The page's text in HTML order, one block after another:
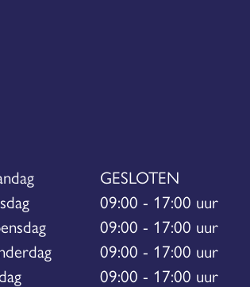
GESLOTEN
09:00 - 17:00 uur
09:00 - 17:00 uur
09:00 - 17:00 uur
09:00 - 17:00 uur